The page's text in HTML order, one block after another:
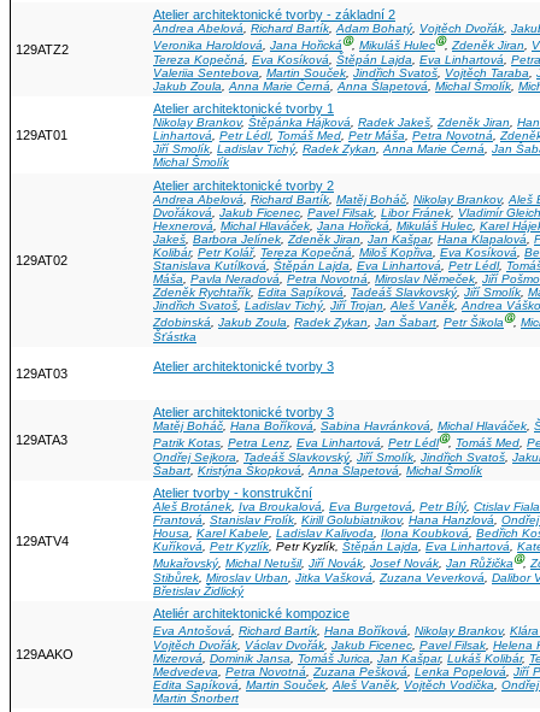
129ATZ2
Atelier architektonické tvorby - základní 2
Andrea Abelová, Richard Bartík,Adam Bohatý, Vojtěch Dvořák,
Veronika Haroldová, Jana HořickáⒼ, Mikuláš HulecⒼ,Zdeněk Jiran,
Tereza Kopečná
Eva Kosíková Štěpán Lajda Eva Linhartová
Valeriia Sentebova
Martin Souček Jindřich Svatoš Vojtěch Taraba
Jakub Zoula
Anna Marie Černá Anna Šlapetová Michal Šmolík
129AT01
Atelier architektonické tvorby 1
Nikolay Brankov, Štěpánka Hájková, Radek Jakeš,Zdeněk Jiran,
Linhartová, Petr Lédl, Tomáš Med, Petr Máša, Petra Novotná,
Jiří Smolík, Ladislav Tichý, Radek Zykan,Anna Marie Černá, Jan
Michal Šmolík
129AT02
Atelier architektonické tvorby 2
Andrea Abelová, Richard Bartík, Matěj Boháč, Nikolay Brankov,Aleš
Dvořáková, Jakub Ficenec, Pavel Filsak, Libor Fránek, Vladimír Gleich
Hexnerová, Michal Hlaváček, Jana Hořická, Mikuláš Hulec, Karel
Jakeš, Barbora Jelínek,Zdeněk Jiran, Jan Kašpar, Hana Klapalová,
Kolibár, Petr Kolář, Tereza Kopečná, Miloš Kopřiva, Eva Kosíková,
Stanislava Kutílková, Štěpán Lajda, Eva Linhartová, Petr Lédl,
Máša, Pavla Neradová, Petra Novotná, Miroslav Němeček, Jiří
Zdeněk Rychtařík, Edita Sapíková, Tadeáš Slavkovský, Jiří Smolík,
Jindřich Svatoš, Ladislav Tichý, Jiří Trojan,Aleš Vaněk,Andrea
Zdobinská, Jakub Zoula, Radek Zykan, Jan Šabart, Petr ŠikolaⒼ,
Šťástka
129AT03 Atelier architektonické tvorby 3
129ATA3
Atelier architektonické tvorby 3
Matěj Boháč, Hana Boříková, Sabina Havránková, Michal Hlaváček,
Patrik Kotas, Petra Lenz, Eva Linhartová, Petr LédlⒼ, Tomáš Med,
Ondřej Sejkora
Tadeáš Slavkovský, Jiří Smolík Jindřich Svatoš
Šabart Kristýna Škopková Anna Šlapetová Michal Šmolík
129ATV4
Atelier tvorby - konstrukční
Aleš Brotánek, Iva Broukalová, Eva Burgetová, Petr Bílý, Ctislav Fiala
Frantová, Stanislav Frolík, Kirill Golubiatnikov, Hana Hanzlová,
Housa, Karel Kabele, Ladislav Kalivoda, Ilona Koubková, Bedřich
Kuříková, Petr Kyzlík, Petr Kyzlík, Štěpán Lajda, Eva Linhartová,
Mukařovský, Michal Netušil, Jiří Novák, Josef Novák, Jan RůžičkaⒼ,
Stibůrek Miroslav Urban Jitka Vašková Zuzana Veverková
Dalibor
Břetislav Židlický
129AAKO
Ateliér architektonické kompozice
Eva Antošová, Richard Bartík, Hana Boříková, Nikolay Brankov,
Vojtěch Dvořák
Václav Dvořák Jakub Ficenec Pavel Filsak Helena
Mizerová
Dominik Jansa Tomáš Jurica Jan Kašpar, Lukáš Kolibár,
Medvedeva
Petra Novotná Zuzana Pešková Lenka Popelová
Jiří
Edita Sapíková
Martin Souček Aleš Vaněk Vojtěch Vodička
Martin Šnorbert